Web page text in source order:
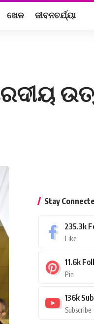
ଖେଳ ଜୀବନଚର୍ଯ୍ୟା
Stay
235.3k
Like
11.6k
Pin
136k
Subscribe